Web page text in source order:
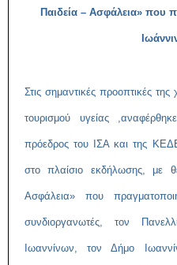
Παιδεία – Ασφάλεια» που
Στις σημαντικές προοπτικές
τουρισμού υγείας
πρόεδρος του ΙΣΑ και της
στο πλαίσιο εκδήλωσης, με
Ασφάλεια» που
συνδιοργανωτές, τον
Ιωαννίνων, τον Δήμο